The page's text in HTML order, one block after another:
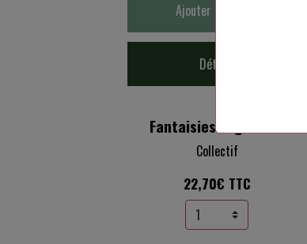
Ajouter au panier
Détails
Fantaisies végétales
Collectif
22,70€ TTC